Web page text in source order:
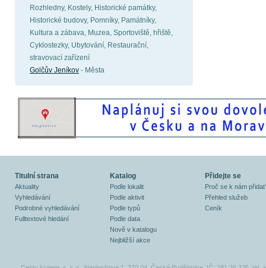
Rozhledny, Kostely, Historické památky,
Historické budovy, Pomníky, Památníky,
Kultura a zábava, Muzea, Sportoviště, hřiště,
Cyklostezky, Ubytování, Restaurační,
stravovací zařízení
Golčův Jeníkov - Města
Titulní strana
Aktuality
Vyhledávání
Podrobné vyhledávání
Fulltextové hledání
Katalog
Podle lokalit
Podle aktivit
Podle typů
Podle data
Nově v katalogu
Nejbližší akce
Přidejte se
Proč se k nám
Přehled služeb
Ceník